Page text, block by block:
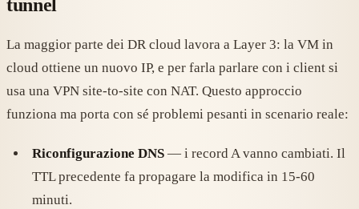
tunnel
La maggior parte dei DR cloud lavora a Layer 3: la VM in
cloud ottiene un nuovo IP, e per farla parlare con i client si
usa una VPN site-to-site con NAT. Questo approccio
funziona ma porta con sé problemi pesanti in scenario reale:
Riconfigurazione DNS — i record A vanno cambiati. Il
TTL precedente fa propagare la modifica in 15-60
minuti.